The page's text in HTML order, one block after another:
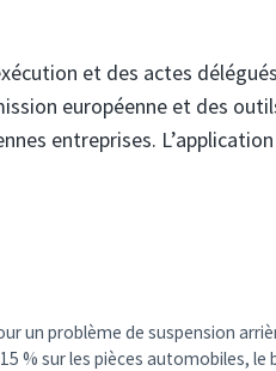
et des actes
européenne et des
entreprises.
un problème de suspension
% sur les pièces automobiles, le